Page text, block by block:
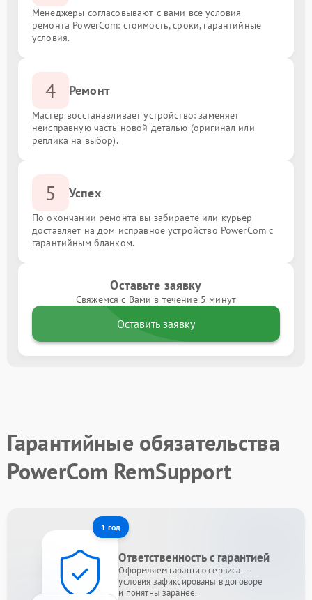
Менеджеры согласовывают с вами все условия
ремонта PowerCom: стоимость, сроки, гарантийные
условия.
4 Ремонт
Мастер восстанавливает устройство: заменяет
неисправную часть новой деталью (оригинал или
реплика на выбор).
5 Успех
По окончании ремонта вы забираете или курьер
доставляет на дом исправное устройство PowerCom с
гарантийным бланком.
Оставьте заявку
Свяжемся с Вами в течение 5 минут
Оставить заявку
Гарантийные обязательства
PowerCom RemSupport
1 год
Ответственность с гарантией
Оформляем гарантию сервиса —
условия зафиксированы в договоре
и понятны заранее.